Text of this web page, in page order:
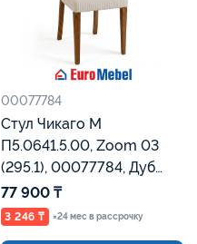
00077784
Стул Чикаго М
П5.0641.5.00, Zoom 03
(295.1), 00077784, Дуб
Рустикаль, Евромебель
77 900 ₸
3 246 ₸ ×24 мес в рассрочку